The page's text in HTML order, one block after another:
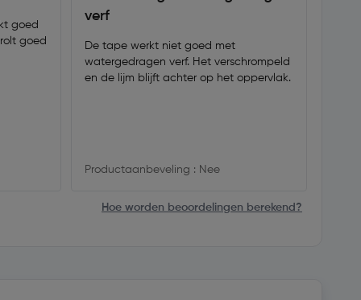
goed
goed
verf
De tape werkt niet goed met
watergedragen verf. Het verschrompeld
en de lijm blijft achter op het oppervlak.
Productaanbeveling : Nee
Hoe worden beoordelingen berekend?